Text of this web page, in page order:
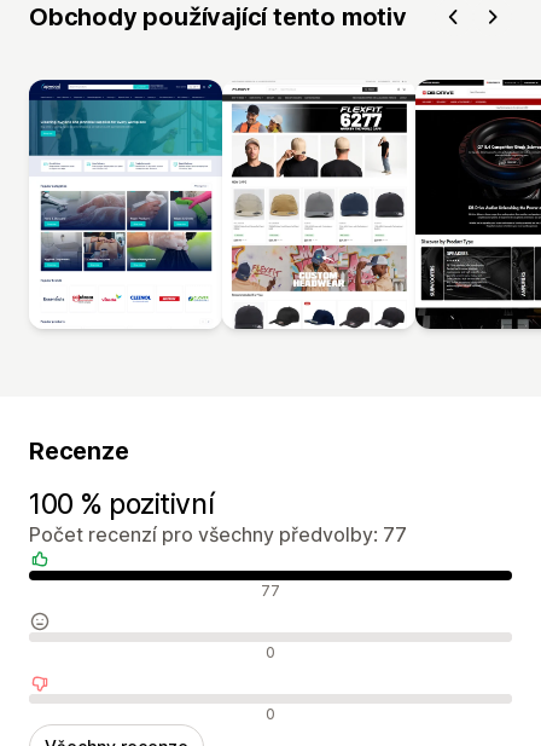
Obchody používající tento motiv
Recenze
100 % pozitivní
Počet recenzí pro všechny předvolby: 77
Pozitivní recenze 77
Neutrální recenze 0
Negativní recenze 0